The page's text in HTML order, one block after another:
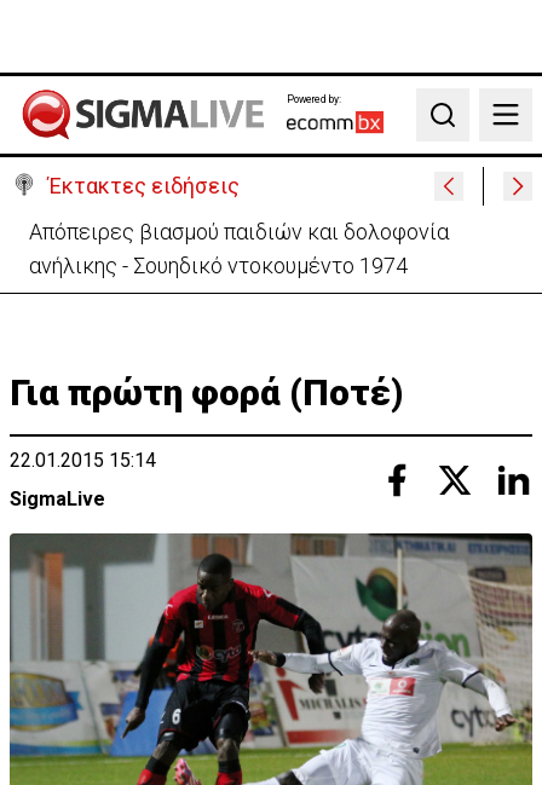
Powered by:
Search
Έκτακτες ειδήσεις
Μεγάλο πακέτο όπλων από Τουρκία προς Ουκρανία
-Κίνηση με μήνυμα προς Μόσχα;
Για πρώτη φορά (Ποτέ)
22.01.2015 15:14
SigmaLive